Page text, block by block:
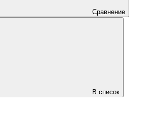
Сравнение
В список